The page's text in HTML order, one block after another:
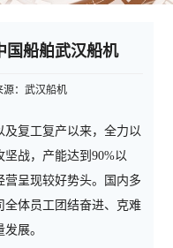
国船舶武汉船机
源：武汉船机
复工复产以来，全力以
战，产能达到90%以
营呈现较好势头。国内多
全体员工团结奋进、克难
展。